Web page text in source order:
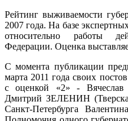
Рейтинг выживаемости
2007 года. На базе
относительно работы
Федерации. Оценка
С момента публикации
марта 2011 года своих
с оценкой «2» -
Дмитрий ЗЕЛЕНИН
Санкт-Петербурга